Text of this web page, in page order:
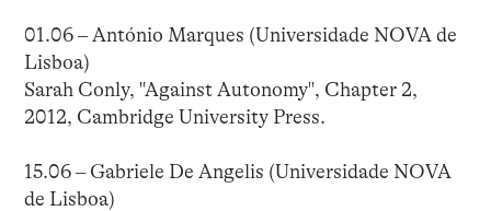
01.06 – António Marques (Universidade NOVA de
Lisboa)
Sarah Conly, "Against Autonomy", Chapter 2,
2012, Cambridge University Press.
15.06 – Gabriele De Angelis (Universidade NOVA
de Lisboa)